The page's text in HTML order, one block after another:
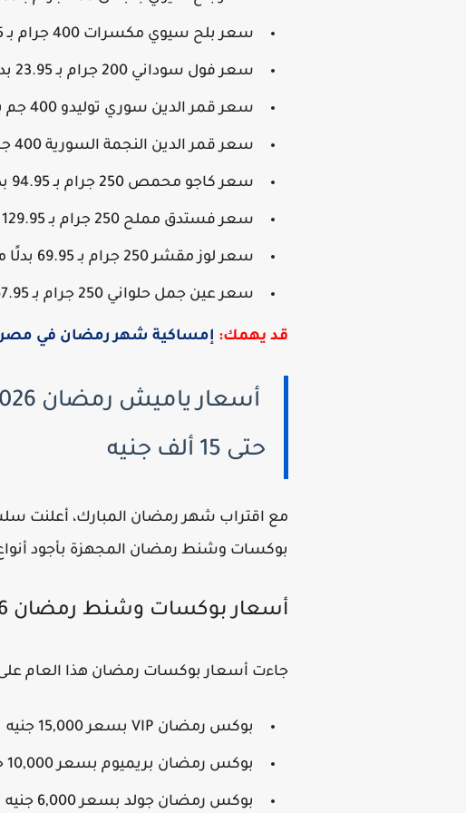
سعر بلح سيوي مكسرات 400 جرام بـ 74.95 بدلًا من 86.95 جنيه.
سعر فول سوداني 200 جرام بـ 23.95 بدلًا من 29.95 جنيه.
سعر قمر الدين سوري توليدو 400 جم بـ 47.95 بدلًا من 64.95 جنيه.
سعر قمر الدين النجمة السورية 400 جرام بـ 18.95 بدلًا من 22.95 جنيه.
سعر كاجو محمص 250 جرام بـ 94.95 بدلًا من 129.95 جنيه.
سعر فستدق مملح 250 جرام بـ 129.95 بدلًا من 174.95 جنيه.
سعر لوز مقشر 250 جرام بـ 69.95 بدلًا من 99.95 جنيه.
سعر عين جمل حلواني 250 جرام بـ 67.95 بدلًا من 89.95 جنيه.
قد يهمك: إمساكية شهر رمضان في مصر
حتى 15 ألف جنيه
بوكسات وشنط رمضان المجهزة بأجود أنواع
أسعار بوكسات وشنط رمضان 2026 في أبو عوف
جاءت أسعار بوكسات رمضان هذا العام على
بوكس رمضان VIP بسعر 15,000 جنيه
بوكس رمضان بريميوم بسعر 10,000 جنيه
بوكس رمضان جولد بسعر 6,000 جنيه